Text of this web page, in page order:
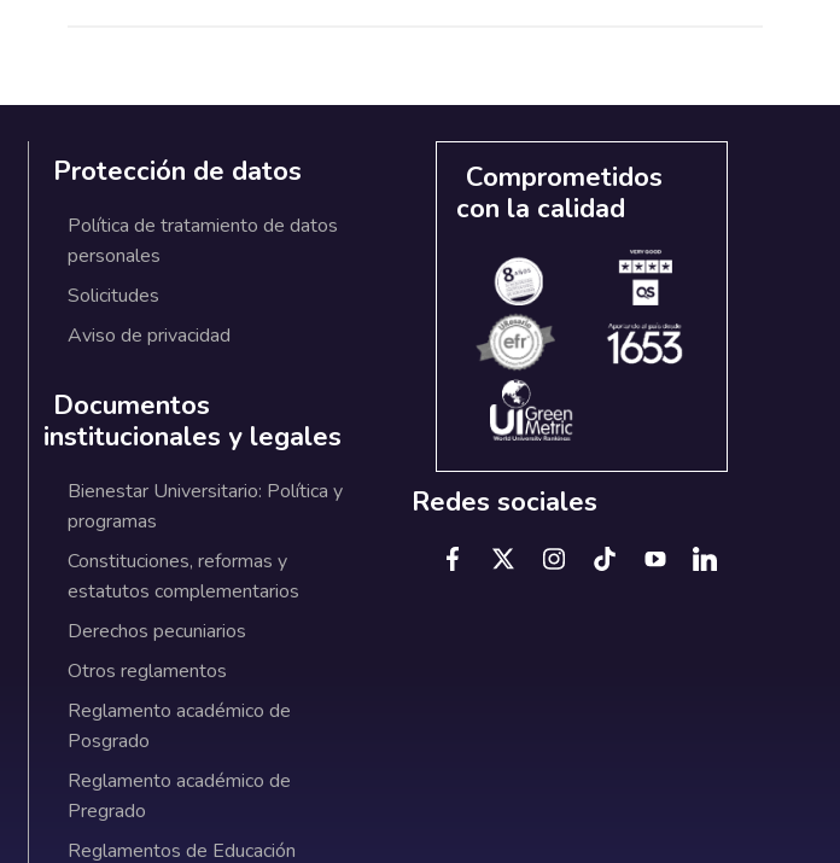
Protección de datos
Política de tratamiento de datos
personales
Solicitudes
Aviso de privacidad
Documentos
institucionales y legales
Bienestar Universitario: Política y
programas
Constituciones, reformas y
estatutos complementarios
Derechos pecuniarios
Otros reglamentos
Reglamento académico de
Posgrado
Reglamento académico de
Pregrado
Reglamentos de Educación
Comprometidos
con la calidad
Redes sociales